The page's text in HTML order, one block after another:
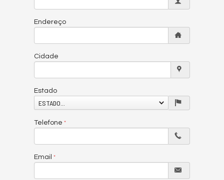
Endereço
Cidade
Estado
ESTADO...
Telefone
Email